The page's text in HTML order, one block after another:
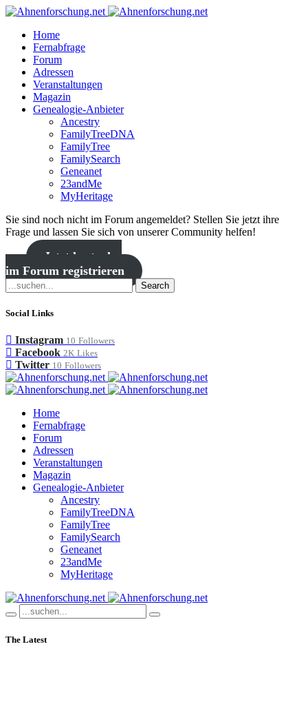
Home
Fernabfrage
Forum
Adressen
Veranstaltungen
Magazin
Genealogie-Anbieter
Ancestry
FamilyTreeDNA
FamilyTree
FamilySearch
Geneanet
23andMe
MyHeritage
Sie sind noch nicht im Forum angemeldet? Stellen Sie jetzt ihre
Frage und lassen Sie sich von unserer Community helfen!
Jetzt kostenlos
im Forum registrieren
Search
Social Links
Instagram 10 Followers
Facebook 2K Likes
Twitter 10 Followers
Home
Fernabfrage
Forum
Adressen
Veranstaltungen
Magazin
Genealogie-Anbieter
Ancestry
FamilyTreeDNA
FamilyTree
FamilySearch
Geneanet
23andMe
MyHeritage
The Latest